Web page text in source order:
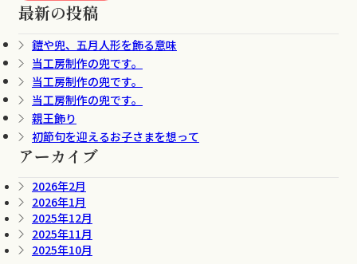
最新の投稿
鎧や兜、五月人形を飾る意味
当工房制作の兜です。
当工房制作の兜です。
当工房制作の兜です。
親王飾り
初節句を迎えるお子さまを想って
アーカイブ
2026年2月
2026年1月
2025年12月
2025年11月
2025年10月